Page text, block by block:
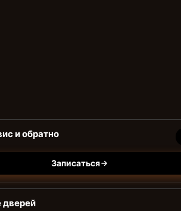
и обратно
Записаться
дверей